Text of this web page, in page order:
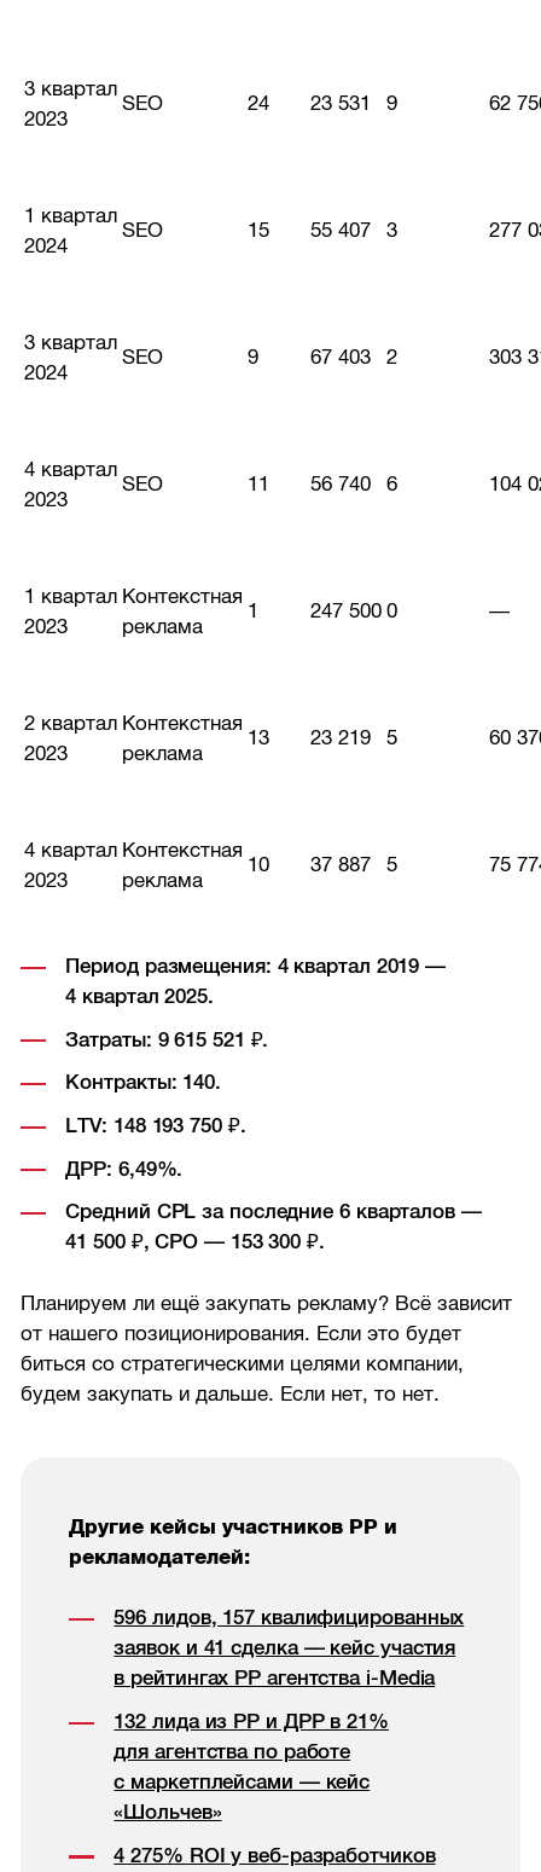
3 квартал
2023
SEO 24 23 531 9 62
1 квартал
2024
SEO 15 55 407 3 277
3 квартал
2024
SEO 9 67 403 2 303
4 квартал
2023
SEO 11 56 740 6 104
1 квартал
2023
Контекстная
реклама
1 247 500 0 —
2 квартал
2023
Контекстная
реклама
13 23 219 5 60
4 квартал
2023
Контекстная
реклама
10 37 887 5 75
Период размещения: 4 квартал 2019 —
4 квартал 2025.
Затраты: 9 615 521 ₽.
Контракты: 140.
LTV: 148 193 750 ₽.
ДРР: 6,49%.
Средний CPL за последние 6 кварталов —
41 500 ₽, CPO — 153 300 ₽.
Планируем ли ещё закупать рекламу? Всё зависит
от нашего позиционирования. Если это будет
биться со стратегическими целями компании,
будем закупать и дальше. Если нет, то нет.
Другие кейсы участников РР и
рекламодателей:
596 лидов, 157 квалифицированных
заявок и 41 сделка — кейс участия
в рейтингах РР агентства i-Media
132 лида из РР и ДРР в 21%
для агентства по работе
с маркетплейсами — кейс
«Шольчев»
4 275% ROI у веб-разработчиков